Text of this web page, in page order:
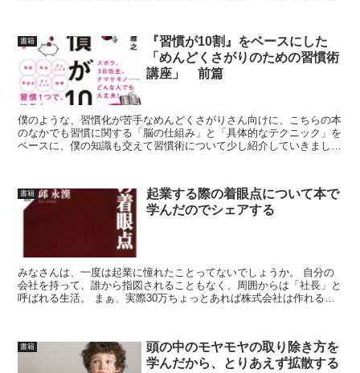
書籍
『習慣が10割』をベースにした
「めんどくさがりのための習慣術
講座」 前篇
僕のような、習慣化が苦手なめんどくさがりさん向けに、こちらの本
のなかでも習慣に関する「脳の仕組み」と「具体的なテクニック」を
ベースに、僕の知識も交えて習慣術について少し紹介していきましょ
書籍
起業する際の着眼点について本で
学んだのでシェアする
みなさんは、一度は起業に憧れたことってないでしょうか。 自分の
会社を持って、誰から指図されることもなく、周囲からは「社長」と
呼ばれる生活。 まぁ、実際30万ちょっとあれば株式会社は作れる
書籍
頭の中のモヤモヤの取り除き方を
学んだから、とりあえず拡散する